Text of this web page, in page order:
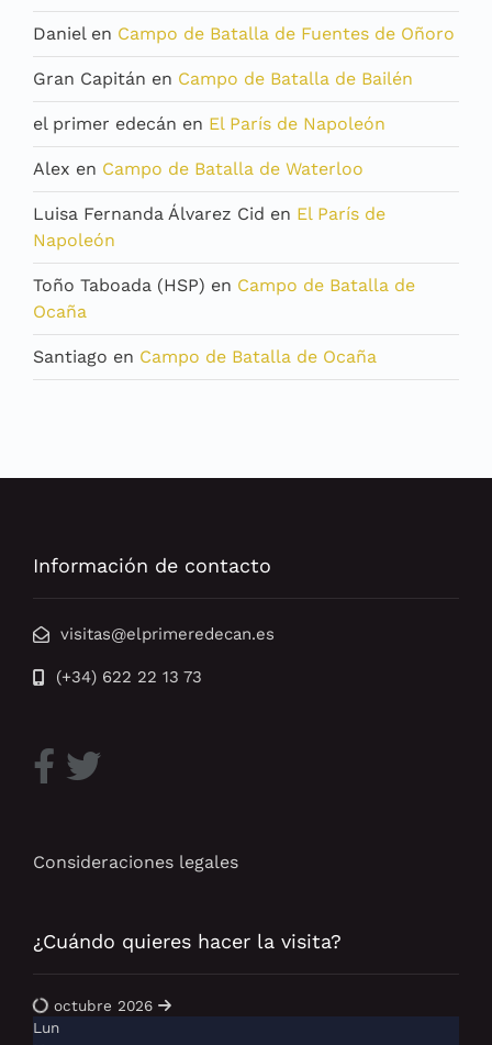
Danielen Campo de Batalla de Fuentes de Oñoro
Gran Capitán en Campo de Batalla de Bailén
el primer edecán en El París de Napoleón
Alex en Campo de Batalla de Waterloo
Luisa Fernanda Álvarez Cid en El París de
Napoleón
Toño Taboada (HSP) en Campo de Batalla de
Ocaña
Santiago en Campo de Batalla de Ocaña
Información de contacto
visitas@elprimeredecan.es
(+34) 622 22 13 73
Consideraciones legales
¿Cuándo quieres hacer la visita?
octubre 2026
Lun